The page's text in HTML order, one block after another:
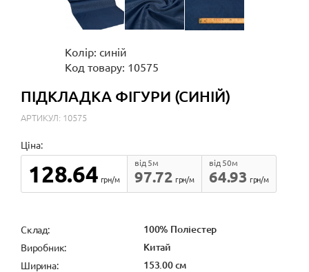
Колір: синій
Код товару: 10575
ПІДКЛАДКА ФІГУРИ (СИНІЙ)
АРТИКУЛ: 10575
Ціна:
128.64 грн/м 97.72
від 5м
грн/м
64.93
від 50м
грн/м
Cклад: 100% Поліестер
Виробник: Китай
Ширина: 153.00 см